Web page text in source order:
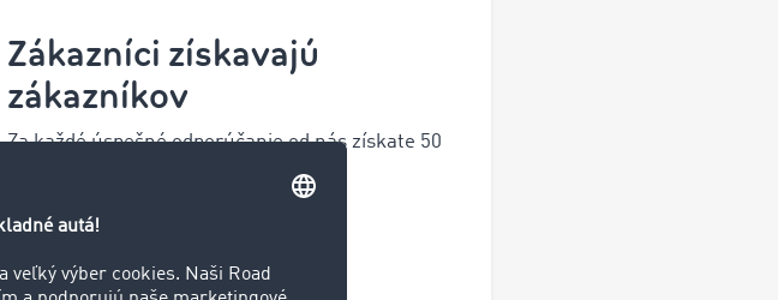
Zákazníci získavajú
zákazníkov
Za každé úspešné odporúčanie od nás získate 50
Zistiť viac >